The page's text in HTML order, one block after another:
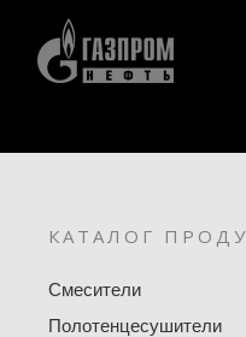
КАТАЛОГ
Смесители
Полотенцесушители